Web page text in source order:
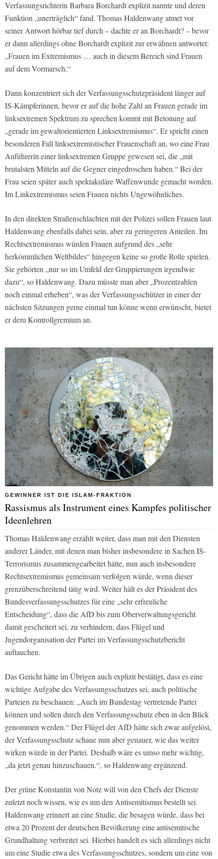
Verfassungsrichterin Barbara Borchardt explizit nannte und deren
Funktion „unerträglich“ fand. Thomas Haldenwang atmet vor
seiner Antwort hörbar tief durch – dachte er an Borchardt? – bevor
er dann allerdings ohne Borchardt explizit zur erwähnen antwortet:
„Frauen im Extremismus … auch in diesem Bereich sind Frauen
auf dem Vormarsch.“
Dann konzentriert sich der Verfassungsschutzpräsident länger auf
IS-Kämpferinnen, bevor er auf die hohe Zahl an Frauen gerade im
linksextremen Spektrum zu sprechen kommt mit Betonung auf
„gerade im gewaltorientierten Linksextremismus“. Er spricht einen
besonderen Fall linksextremistischer Frauenschaft an, wo eine Frau
Anführerin einer linksextremen Gruppe gewesen sei, die „mit
brutalsten Mitteln auf die Gegner eingedroschen haben.“ Bei der
Frau seien später auch spektakuläre Waffenwunde gemacht worden.
Im Linkextremismus seien Frauen nichts Ungewöhnliches.
In den direkten Straßenschlachten mit der Polizei sollen Frauen laut
Haldenwang ebenfalls dabei sein, aber zu geringeren Anteilen. Im
Rechtsextremismus würden Frauen aufgrund des „sehr
herkömmlichen Weltbildes“ hingegen keine so große Rolle spielen.
Sie gehörten „nur so im Umfeld der Gruppierungen irgendwie
dazu“, so Haldenwang. Dazu müsste man aber „Prozentzahlen
noch einmal erheben“, was der Verfassungsschützer in einer der
nächsten Sitzungen gerne einmal tun könne wenn erwünscht, bietet
er dem Kontrollgremium an.
GEWINNER IST DIE ISLAM-FRAKTION
Rassismus als Instrument eines Kampfes politischer
Ideenlehren
Thomas Haldenwang erzählt weiter, dass man mit den Diensten
anderer Länder, mit denen man bisher insbesondere in Sachen IS-
Terrorismus zusammengearbeitet hätte, nun auch insbesondere
Rechtsextremismus gemeinsam verfolgen würde, wenn dieser
grenzüberschreitend tätig wird. Weiter hält es der Präsident des
Bundesverfassungsschutzes für eine „sehr erfreuliche
Entscheidung“, dass die AfD bis zum Oberverwaltungsgericht
damit gescheitert sei, zu verhindern, dass Flügel und
Jugendorganisation der Partei im Verfassungsschutzbericht
auftauchen.
Das Gericht hätte im Übrigen auch explizit bestätigt, dass es eine
wichtige Aufgabe des Verfassungsschutzes sei, auch politische
Parteien zu beschauen: „Auch im Bundestag vertretende Partei
können und sollen durch den Verfassungsschutz eben in den Blick
genommen werden.“ Der Flügel der AfD hätte sich zwar aufgelöst,
der Verfassungsschutz schaue nun aber genauer, wie das weiter
wirken würde in der Partei. Deshalb wäre es umso mehr wichtig,
„da jetzt genau hinzuschauen.“, so Haldenwang ergänzend.
Der grüne Konstantin von Notz will von den Chefs der Dienste
zuletzt noch wissen, wie es um den Antisemitismus bestellt sei.
Haldenwang erinnert an eine Studie, die besagen würde, dass bei
etwa 20 Prozent der deutschen Bevölkerung eine antisemitische
Grundhaltung verbreitet sei. Hierbei handelt es sich allerdings nicht
um eine Studie etwa des Verfassungsschutzes, sondern um eine von